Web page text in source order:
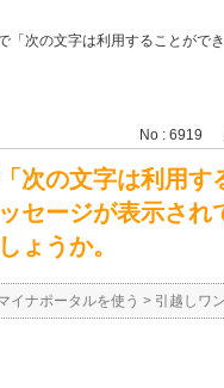
「次の文字は利用することがで
No : 6919
次の文字は利用す
セージが表示され
ょうか。
イナポータルを使う > 引越しワ